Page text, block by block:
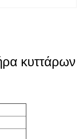
κυττάρων